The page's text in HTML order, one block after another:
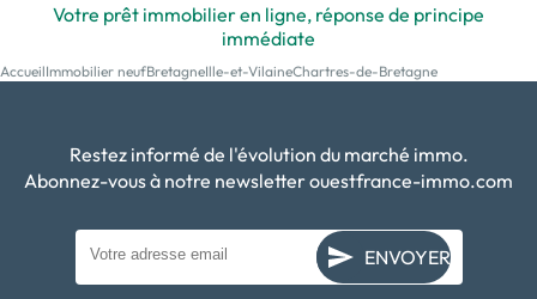
Votre prêt immobilier en ligne, réponse de principe
immédiate
AccueilImmobilier neufBretagneIlle-et-VilaineChartres-de-Bretagne
Restez informé de l'évolution du marché immo.
Abonnez-vous à notre newsletter ouestfrance-immo.com
ENVOYER